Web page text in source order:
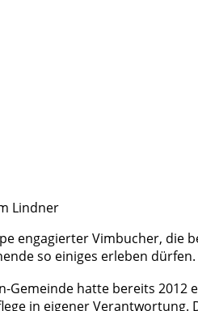
Lindner
engagierter Vimbucher, die
so einiges erleben dürfen.
Gemeinde hatte bereits
in eigener